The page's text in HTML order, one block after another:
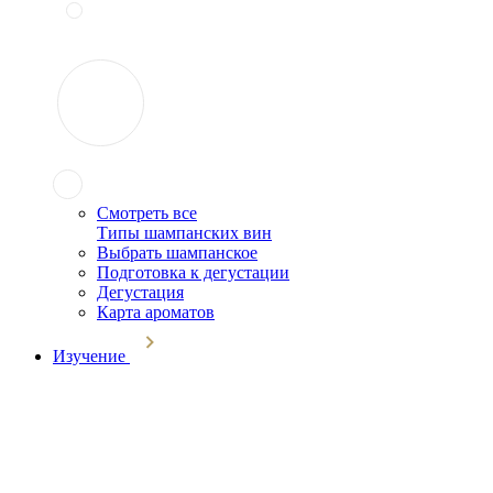
Смотреть все
Типы шампанских вин
Выбрать шампанское
Подготовка к дегустации
Дегустация
Карта ароматов
Изучение